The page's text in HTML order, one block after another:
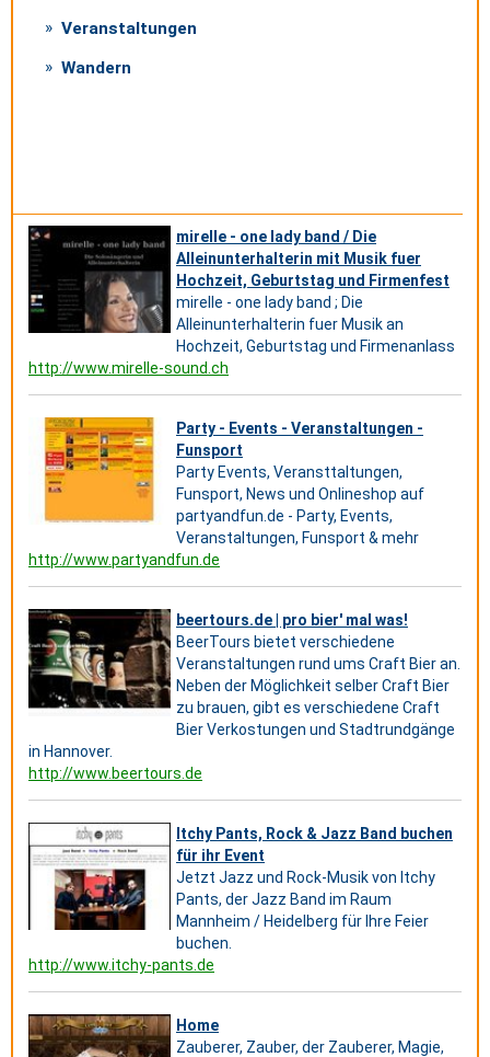
Veranstaltungen
Wandern
mirelle - one lady band / Die
Alleinunterhalterin mit Musik fuer
Hochzeit, Geburtstag und Firmenfest
mirelle - one lady band ; Die
Alleinunterhalterin fuer Musik an
Hochzeit, Geburtstag und Firmenanlass
http://www.mirelle-sound.ch
Party - Events - Veranstaltungen -
Funsport
Party Events, Veransttaltungen,
Funsport, News und Onlineshop auf
partyandfun.de - Party, Events,
Veranstaltungen, Funsport & mehr
http://www.partyandfun.de
beertours.de | pro bier' mal was!
BeerTours bietet verschiedene
Veranstaltungen rund ums Craft Bier an.
Neben der Möglichkeit selber Craft Bier
zu brauen, gibt es verschiedene Craft
Bier Verkostungen und Stadtrundgänge
in Hannover.
http://www.beertours.de
Itchy Pants, Rock & Jazz Band buchen
für ihr Event
Jetzt Jazz und Rock-Musik von Itchy
Pants, der Jazz Band im Raum
Mannheim / Heidelberg für Ihre Feier
buchen.
http://www.itchy-pants.de
Home
Zauberer, Zauber, der Zauberer, Magie,